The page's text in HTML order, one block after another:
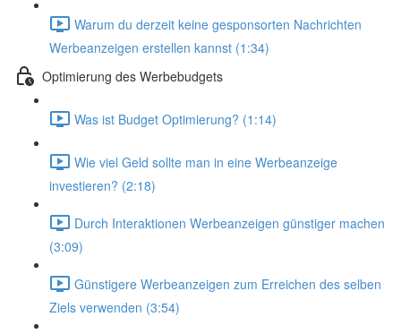
Warum du derzeit keine gesponsorten Nachrichten
Werbeanzeigen erstellen kannst (1:34)
Optimierung des Werbebudgets
Was ist Budget Optimierung? (1:14)
Wie viel Geld sollte man in eine Werbeanzeige
investieren? (2:18)
Durch Interaktionen Werbeanzeigen günstiger machen
(3:09)
Günstigere Werbeanzeigen zum Erreichen des selben
Ziels verwenden (3:54)